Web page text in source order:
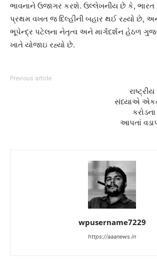
ભાવનાને ઉજાગર કરશે. ઉલ્લેખનીય છે કે, ભારત
પ્રથમ વખત જ દિલ્હીની બહાર થઈ રહ્યો છે,
ભૂપેન્દ્ર પટેલના નેતૃત્વ અને માર્ગદર્શન હેઠળ
ખાતે યોજાઇ રહ્યો છે.
Previous article
સંધ્યાએ
આપતાં
wpusername7229
https://aaanews.in